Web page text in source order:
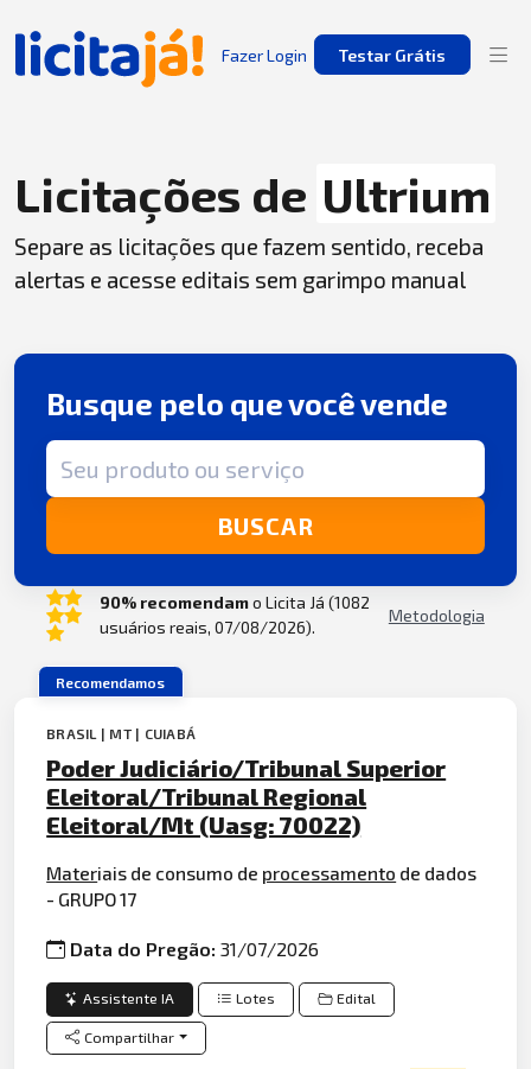
Fazer Login Testar Grátis
Licitações de Ultrium
Separe as licitações que fazem sentido, receba
alertas e acesse editais sem garimpo manual
Busque pelo que você vende
Termo de busca
BUSCAR
90% recomendamo Licita Já (1082
usuários reais, 07/08/2026).
Metodologia
Recomendamos
BRASIL | MT | CUIABÁ
Poder Judiciário/Tribunal Superior
Eleitoral/Tribunal Regional
Eleitoral/Mt (Uasg: 70022)
Materiais de consumo de processamento de dados
- GRUPO 17
Data do Pregão:31/07/2026
Assistente IA Lotes Edital
Compartilhar